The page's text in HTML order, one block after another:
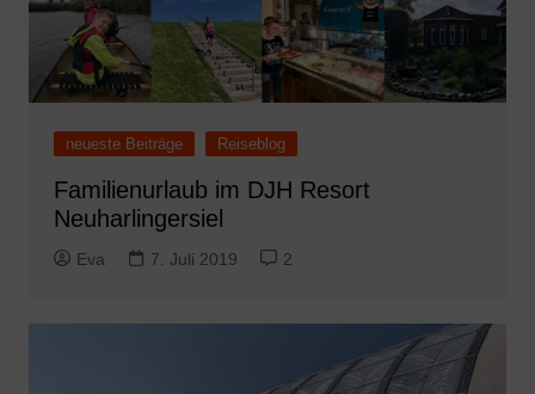
neueste Beiträge Reiseblog
Familienurlaub im DJH Resort
Neuharlingersiel
Eva 7. Juli 2019 2